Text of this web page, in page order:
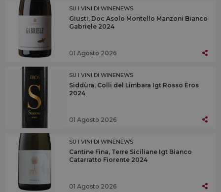
SU I VINI DI WINENEWS
Giusti, Doc Asolo Montello Manzoni Bianco
Gabriele 2024
01 Agosto 2026
SU I VINI DI WINENEWS
Siddùra, Colli del Limbara Igt Rosso Èros
2024
01 Agosto 2026
SU I VINI DI WINENEWS
Cantine Fina, Terre Siciliane Igt Bianco
Catarratto Fiorente 2024
01 Agosto 2026